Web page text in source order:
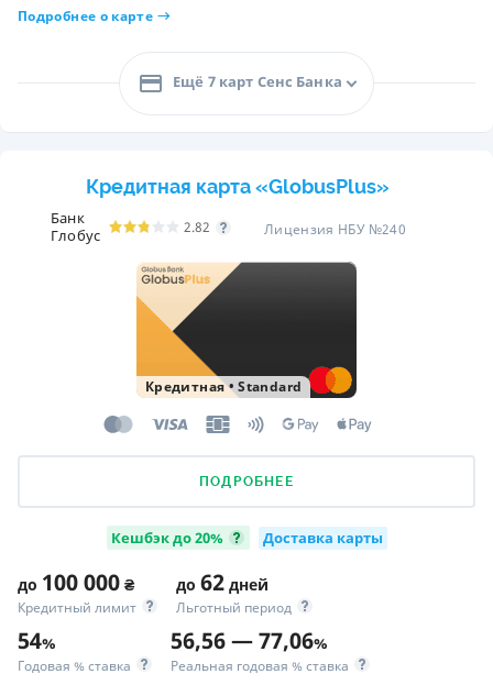
Подробнее о карте
Ещё 7 карт Сенс Банка
Кредитная карта «GlobusPlus»
Банк
Глобус
2.82 Лицензия НБУ №240
Кредитная•Standard
ПОДРОБНЕЕ
Кешбэк до 20% Доставка карты
до 100 000 ₴
Кредитный лимит
до 62 дней
Льготный период
54%
Годовая % ставка
56,56 — 77,06%
Реальная годовая % ставка